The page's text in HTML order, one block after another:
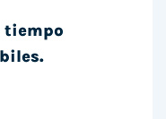
tiempo